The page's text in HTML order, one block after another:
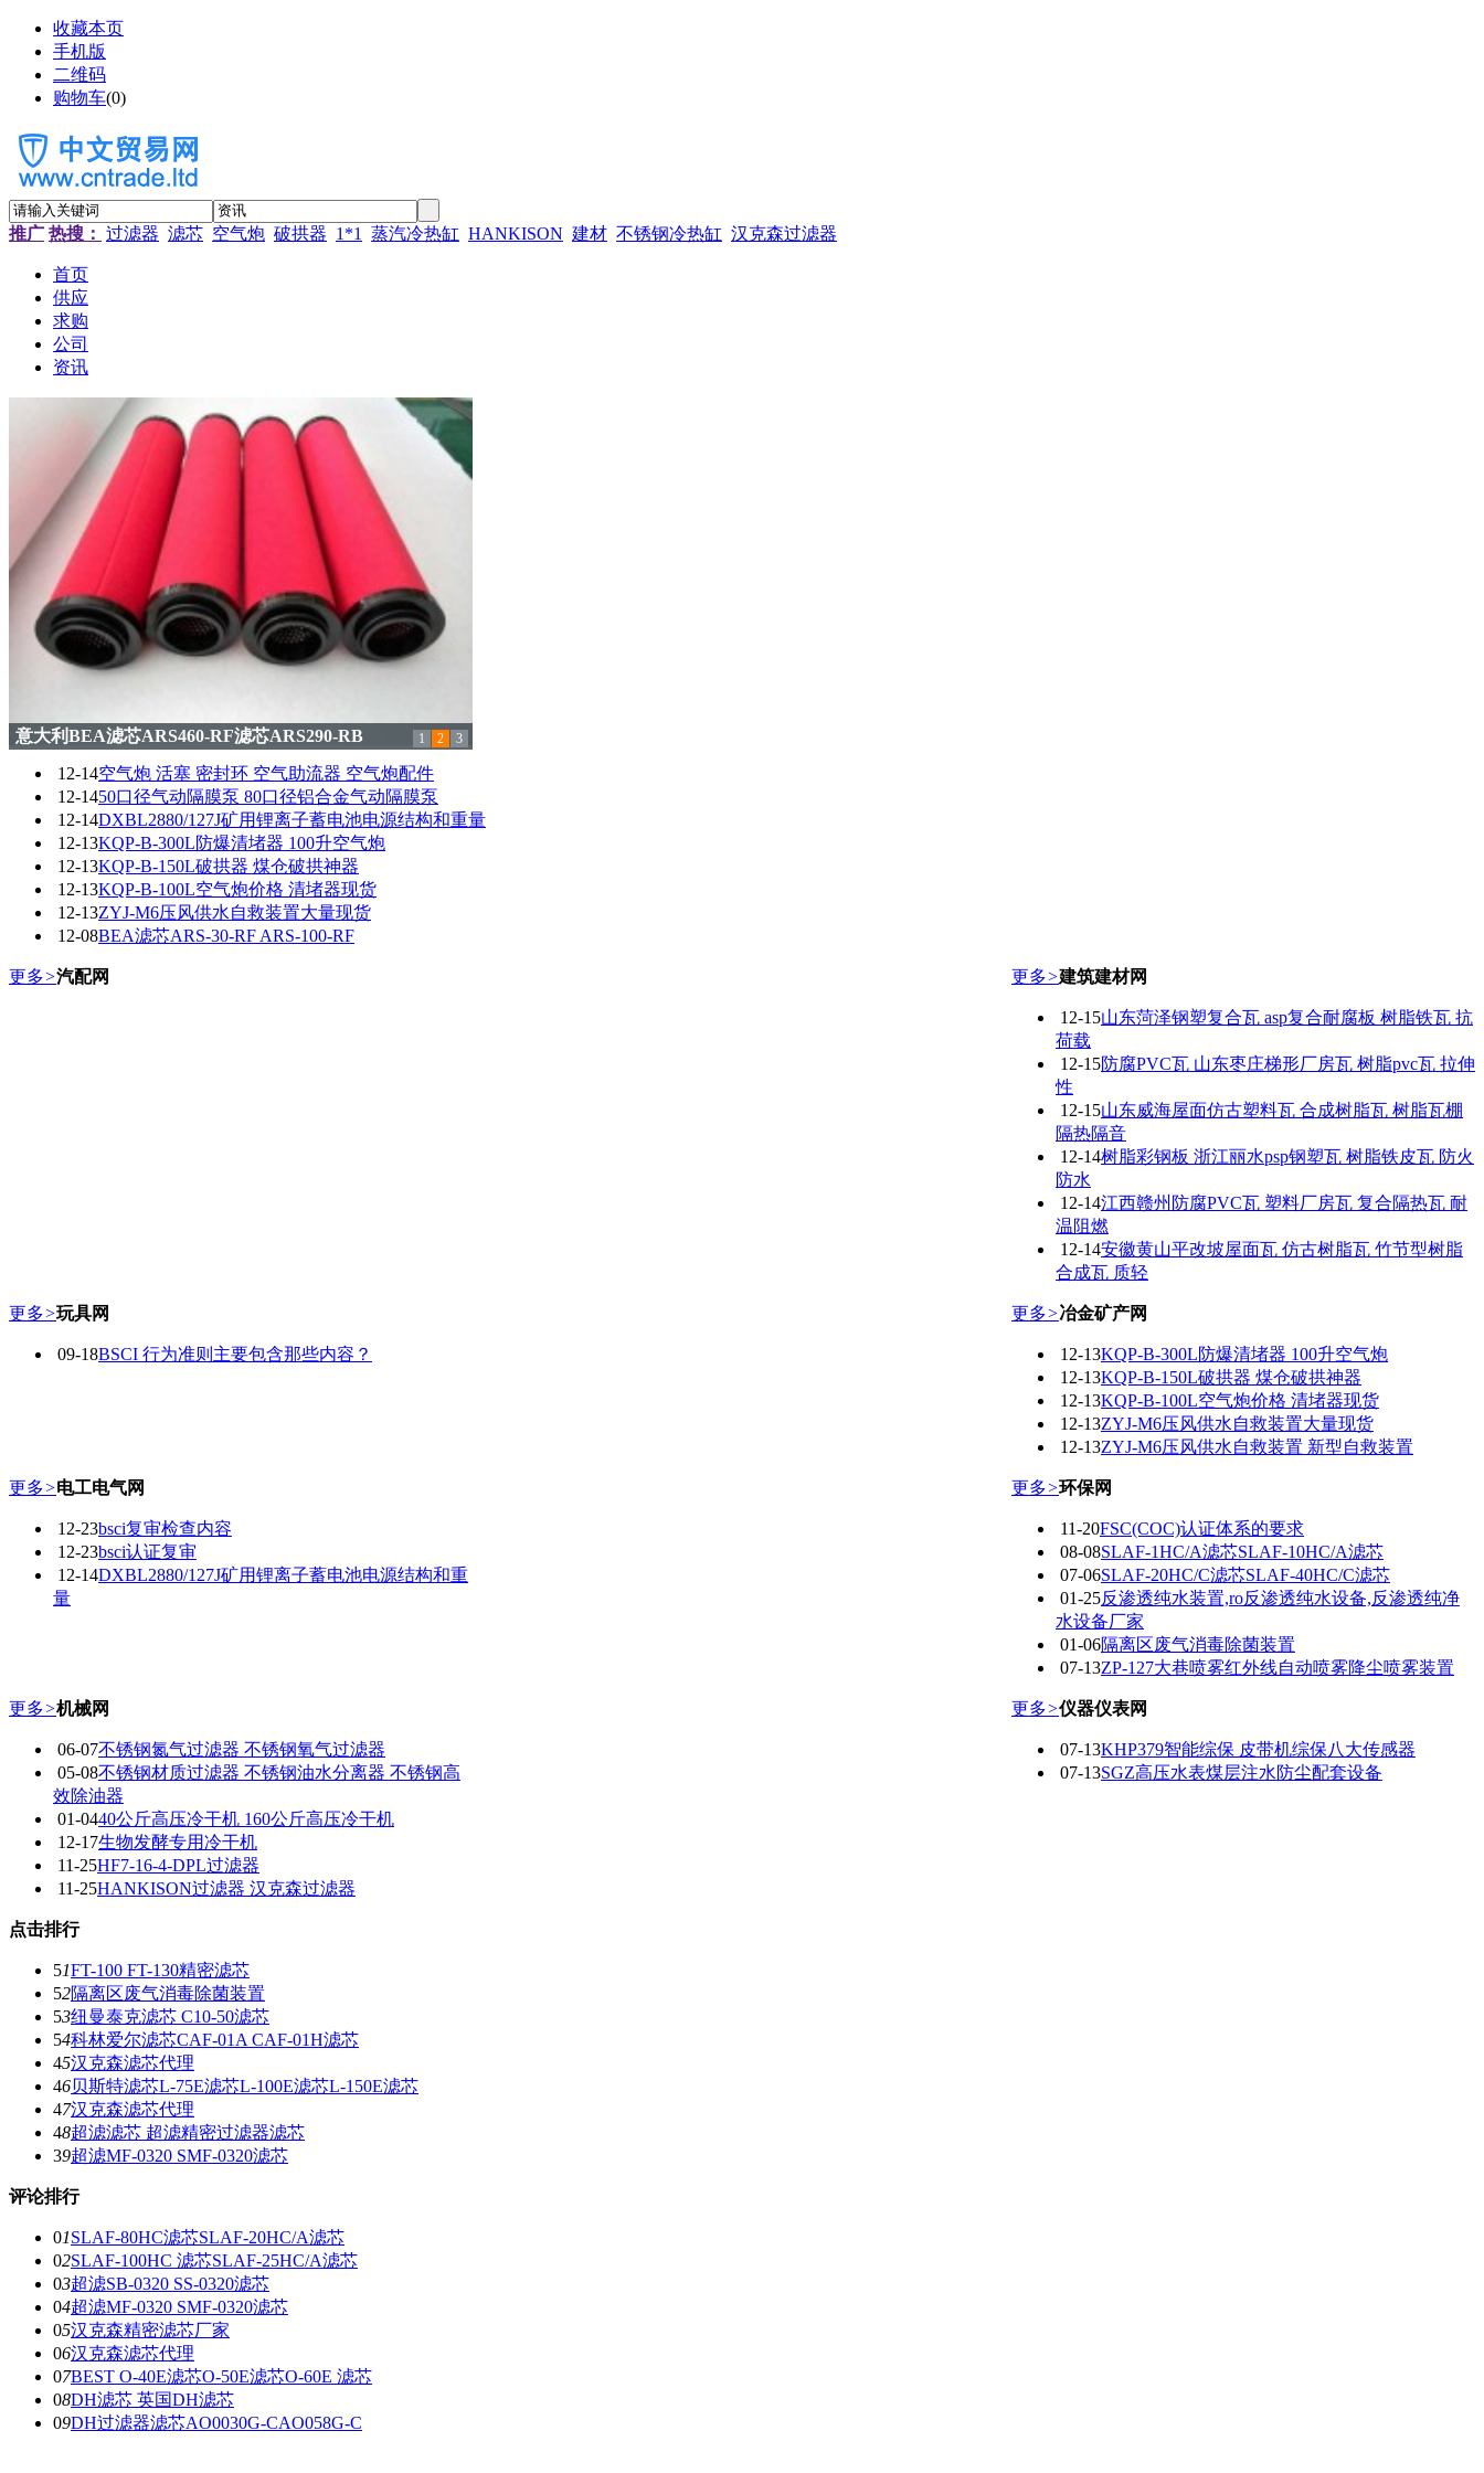
收藏本页
手机版
二维码
购物车(0)
推广 热搜： 过滤器 滤芯 空气炮 破拱器 1*1 蒸汽冷热缸 HANKISON 建材 不锈钢冷热缸 汉克森过滤器
首页
供应
求购
公司
资讯
意大利BEA滤芯ARS460-RF滤芯ARS290-RB 1 2 3
12-14空气炮 活塞 密封环 空气助流器 空气炮配件
12-1450口径气动隔膜泵 80口径铝合金气动隔膜泵
12-14DXBL2880/127J矿用锂离子蓄电池电源结构和重量
12-13KQP-B-300L防爆清堵器 100升空气炮
12-13KQP-B-150L破拱器 煤仓破拱神器
12-13KQP-B-100L空气炮价格 清堵器现货
12-13ZYJ-M6压风供水自救装置大量现货
12-08BEA滤芯ARS-30-RF ARS-100-RF
更多>汽配网 更多>建筑建材网
12-15山东菏泽钢塑复合瓦 asp复合耐腐板 树脂铁瓦 抗
荷载
12-15防腐PVC瓦 山东枣庄梯形厂房瓦 树脂pvc瓦 拉伸
性
12-15山东威海屋面仿古塑料瓦 合成树脂瓦 树脂瓦棚
隔热隔音
12-14树脂彩钢板 浙江丽水psp钢塑瓦 树脂铁皮瓦 防火
防水
12-14江西赣州防腐PVC瓦 塑料厂房瓦 复合隔热瓦 耐
温阻燃
12-14安徽黄山平改坡屋面瓦 仿古树脂瓦 竹节型树脂
合成瓦 质轻
更多>玩具网
09-18BSCI 行为准则主要包含那些内容？
更多>冶金矿产网
12-13KQP-B-300L防爆清堵器 100升空气炮
12-13KQP-B-150L破拱器 煤仓破拱神器
12-13KQP-B-100L空气炮价格 清堵器现货
12-13ZYJ-M6压风供水自救装置大量现货
12-13ZYJ-M6压风供水自救装置 新型自救装置
更多>电工电气网
12-23bsci复审检查内容
12-23bsci认证复审
12-14DXBL2880/127J矿用锂离子蓄电池电源结构和重
量
更多>环保网
11-20FSC(COC)认证体系的要求
08-08SLAF-1HC/A滤芯SLAF-10HC/A滤芯
07-06SLAF-20HC/C滤芯SLAF-40HC/C滤芯
01-25反渗透纯水装置,ro反渗透纯水设备,反渗透纯净
水设备厂家
01-06隔离区废气消毒除菌装置
07-13ZP-127大巷喷雾红外线自动喷雾降尘喷雾装置
更多>机械网
06-07不锈钢氮气过滤器 不锈钢氧气过滤器
05-08不锈钢材质过滤器 不锈钢油水分离器 不锈钢高
效除油器
01-0440公斤高压冷干机 160公斤高压冷干机
12-17生物发酵专用冷干机
11-25HF7-16-4-DPL过滤器
11-25HANKISON过滤器 汉克森过滤器
更多>仪器仪表网
07-13KHP379智能综保 皮带机综保八大传感器
07-13​SGZ高压水表煤层注水防尘配套设备
点击排行
51FT-100 FT-130精密滤芯
52隔离区废气消毒除菌装置
53纽曼泰克滤芯 C10-50滤芯
54科林爱尔滤芯CAF-01A CAF-01H滤芯
45汉克森滤芯代理
46贝斯特滤芯L-75E滤芯L-100E滤芯L-150E滤芯
47汉克森滤芯代理
48超滤滤芯 超滤精密过滤器滤芯
39超滤MF-0320 SMF-0320滤芯
评论排行
01SLAF-80HC滤芯SLAF-20HC/A滤芯
02SLAF-100HC 滤芯SLAF-25HC/A滤芯
03超滤SB-0320 SS-0320滤芯
04超滤MF-0320 SMF-0320滤芯
05汉克森精密滤芯厂家
06汉克森滤芯代理
07BEST O-40E滤芯O-50E滤芯O-60E 滤芯
08DH滤芯 英国DH滤芯
09DH过滤器滤芯AO0030G-CAO058G-C